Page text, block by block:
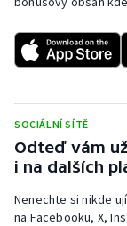
Stolní tenis
Veslování
Vodní slalom
Volejbal
SOCIÁLNÍ SÍTĚ
Odteď vám
i na dalších
Nenechte si nikde
na Facebooku, X,